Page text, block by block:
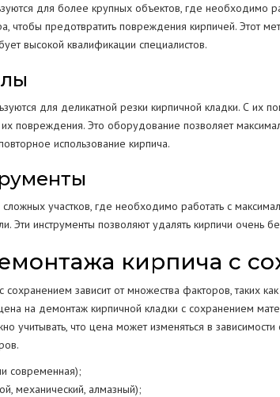
для более крупных объектов, где необходимо
чтобы предотвратить повреждения кирпичей. Этот
высокой квалификации специалистов.
для деликатной резки кирпичной кладки. С
повреждения. Это оборудование позволяет
использование кирпича.
участков, где необходимо работать с
Эти инструменты позволяют удалять кирпичи очень
кирпича с
сохранением зависит от множества факторов, таких
на демонтаж кирпичной кладки с сохранением
учитывать, что цена может изменяться в зависимости
современная);
механический, алмазный);